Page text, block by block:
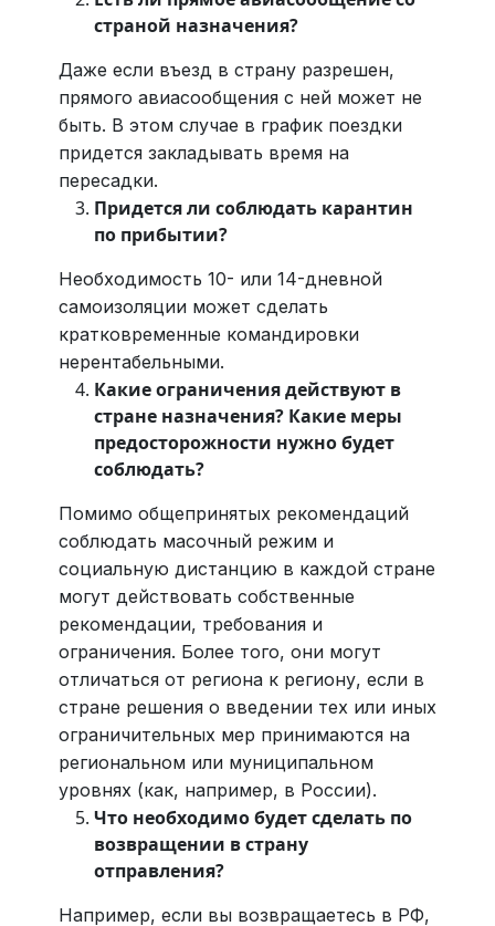
страной назначения?
Даже если въезд в страну разрешен,
прямого авиасообщения с ней может не
быть. В этом случае в график поездки
придется закладывать время на
пересадки.
Придется ли соблюдать карантин
по прибытии?
Необходимость 10- или 14-дневной
самоизоляции может сделать
кратковременные командировки
нерентабельными.
Какие ограничения действуют в
стране назначения? Какие меры
предосторожности нужно будет
соблюдать?
Помимо общепринятых рекомендаций
соблюдать масочный режим и
социальную дистанцию в каждой стране
могут действовать собственные
рекомендации, требования и
ограничения. Более того, они могут
отличаться от региона к региону, если в
стране решения о введении тех или иных
ограничительных мер принимаются на
региональном или муниципальном
уровнях (как, например, в России).
Что необходимо будет сделать по
возвращении в страну
отправления?
Например, если вы возвращаетесь в РФ,